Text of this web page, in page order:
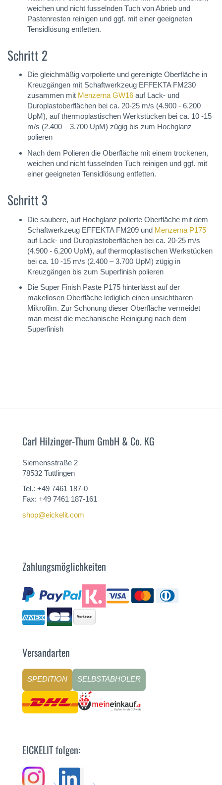
weichen und nicht fusselnden Tuch von Abrieb und
Pastenresten reinigen und ggf. mit einer geeigneten
Tensidlösung entfetten.
Schritt 2
Die gleichmäßig vorpolierte und gereinigte Oberfläche in
Kreuzgängen mit Schaftwerkzeug EFFEKTA FM230
zusammen mit Menzerna GW16 auf Lack- und
Duroplastoberflächen bei ca. 20-25 m/s (4.900 - 6.200
UpM), auf thermoplastischen Werkstücken bei ca. 10 -15
m/s (2.400 – 3.700 UpM) zügig bis zum Hochglanz
polieren
Nach dem Polieren die Oberfläche mit einem trockenen,
weichen und nicht fusselnden Tuch reinigen und ggf. mit
einer geeigneten Tensidlösung entfetten.
Schritt 3
Die saubere, auf Hochglanz polierte Oberfläche mit dem
Schaftwerkzeug EFFEKTA FM209 und Menzerna P175
auf Lack- und Duroplastoberflächen bei ca. 20-25 m/s
(4.900 - 6.200 UpM), auf thermoplastischen Werkstücken
bei ca. 10 -15 m/s (2.400 – 3.700 UpM) zügig in
Kreuzgängen bis zum Superfinish polieren
Die Super Finish Paste P175 hinterlässt auf der
makellosen Oberfläche lediglich einen unsichtbaren
Mikrofilm. Zur Schonung dieser Oberfläche vermeidet
man meist die mechanische Reinigung nach dem
Superfinish
Carl Hilzinger-Thum GmbH & Co. KG
Siemensstraße 2
78532 Tuttlingen
Tel.: +49 7461 187-0
Fax: +49 7461 187-161
shop@eickelit.com
Zahlungsmöglichkeiten
Versandarten
SPEDITION SELBSTABHOLER
EICKELIT folgen: